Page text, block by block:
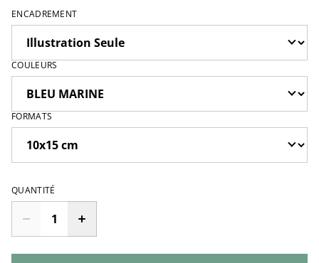
ENCADREMENT
COULEURS
FORMATS
QUANTITÉ